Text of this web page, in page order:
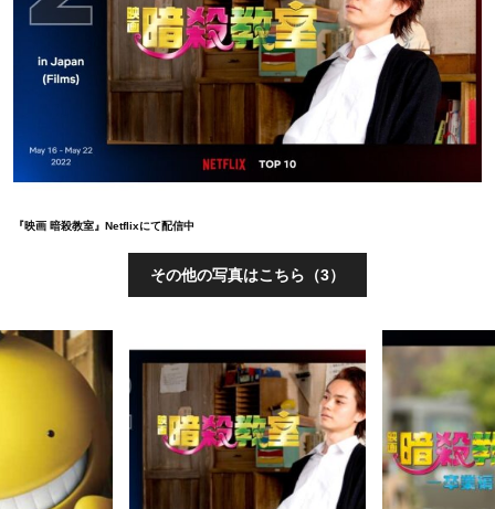
『映画 暗殺教室』Netflixにて配信中
その他の写真はこちら（3）